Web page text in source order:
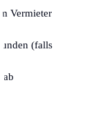
Vermieter
(falls